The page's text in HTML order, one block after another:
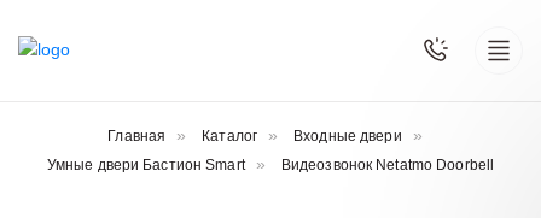
Главная Каталог
Входные двери
Умные двери Бастион Smart
Видеозвонок Netatmo Doorbell